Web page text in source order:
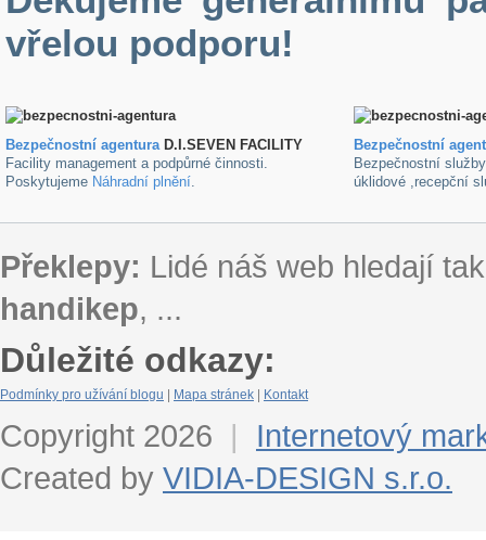
vřelou podporu!
Bezpečnostní agenturaD.I.SEVEN FACILITY
Facility management a podpůrné činnosti.
Poskytujeme Náhradní plnění.
Bezpečnostní
Bezpečnostní
úklidové ,recepční
Překlepy: Lidé náš web hledají
handikep, ...
Důležité odkazy:
Podmínky pro užívání blogu Mapa stránek Kontakt
Copyright 2026 |
Internetový
Created by VIDIA-DESIGN s.r.o.